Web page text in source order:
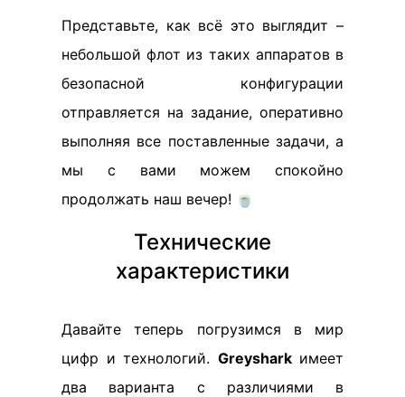
Представьте, как всё это выглядит –
небольшой флот из таких аппаратов в
безопасной конфигурации
отправляется на задание, оперативно
выполняя все поставленные задачи, а
мы с вами можем спокойно
продолжать наш вечер! 🍵
Технические
характеристики
Давайте теперь погрузимся в мир
цифр и технологий. Greysharkимеет
два варианта с различиями в